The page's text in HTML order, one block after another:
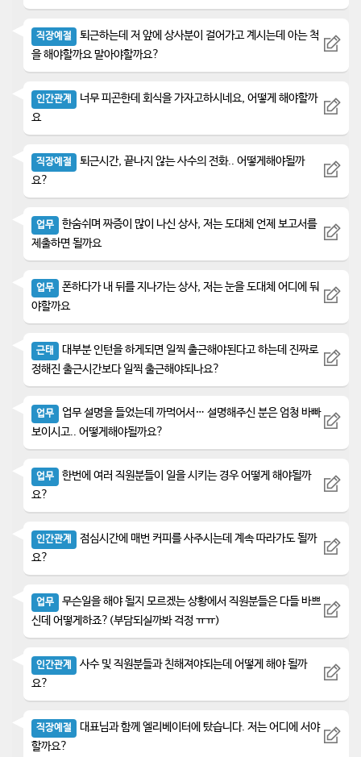
직장예절
퇴근하는데 저 앞에 상사분이 걸어가고 계시는데 아는 척
을 해야할까요 말아야할까요?
인간관계
너무 피곤한데 회식을 가자고하시네요, 어떻게 해야할까
요
직장예절
퇴근시간, 끝나지 않는 사수의 전화.. 어떻게해야될까
요?
업무
한숨쉬며 짜증이 많이 나신 상사, 저는 도대체 언제 보고서를
제출하면 될까요
업무
폰하다가 내 뒤를 지나가는 상사, 저는 눈을 도대체 어디에 둬
야할까요
근태
대부분 인턴을 하게되면 일찍 출근해야된다고 하는데 진짜로
정해진 출근시간보다 일찍 출근해야되나요?
업무
업무 설명을 들었는데 까먹어서… 설명해주신 분은 엄청 바빠
보이시고.. 어떻게해야될까요?
업무
한번에 여러 직원분들이 일을 시키는 경우 어떻게 해야될까
요?
인간관계
점심시간에 매번 커피를 사주시는데 계속 따라가도 될까
요?
업무
무슨일을 해야 될지 모르겠는 상황에서 직원분들은 다들 바쁘
신데 어떻게하죠?(부담되실까봐 걱정 ㅠㅠ)
인간관계
사수 및 직원분들과 친해져야되는데 어떻게 해야 될까
요?
직장예절
대표님과 함께 엘리베이터에 탔습니다. 저는 어디에 서야
할까요?